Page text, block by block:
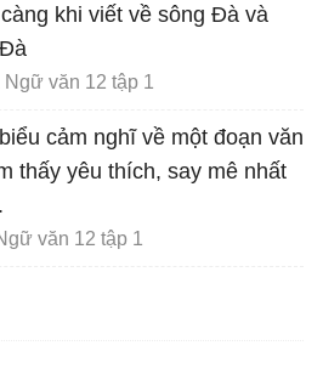
khi viết về sông Đà và
Ngữ văn 12 tập 1
cảm nghĩ về một đoạn văn
thấy yêu thích, say mê nhất
văn 12 tập 1